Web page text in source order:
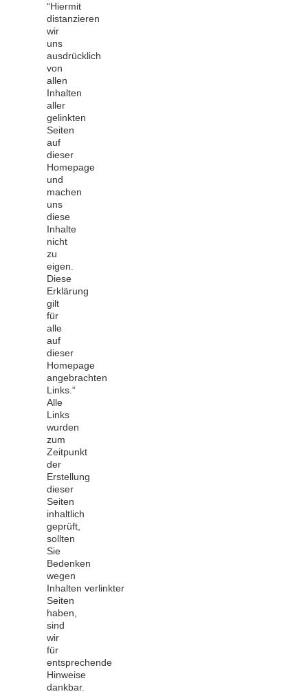
‭“‬Hiermit
distanzieren
wir
uns
ausdrücklich
von
allen
Inhalten
aller
gelinkten
Seiten
auf
dieser
Homepage
und
machen
uns
diese
Inhalte
nicht
zu
eigen.‭
‬Diese
Erklärung
gilt
für
alle
auf
dieser
Homepage
angebrachten
Links.‭“
Alle
Links
wurden
zum
Zeitpunkt
der
Erstellung
dieser
Seiten
inhaltlich
geprüft,
sollten
Sie
Bedenken
wegen
Inhalten verlinkter
Seiten
haben,
sind
wir
für
entsprechende
Hinweise
dankbar.